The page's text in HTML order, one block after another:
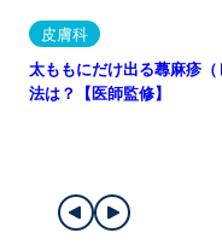
皮膚科
太ももにだけ出る蕁麻疹
法は？【医師監修】